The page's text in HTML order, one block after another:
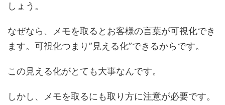
しょう。
なぜなら、メモを取るとお客様の言葉が可視化でき
ます。可視化つまり”見える化”できるからです。
この見える化がとても大事なんです。
しかし、メモを取るにも取り方に注意が必要です。